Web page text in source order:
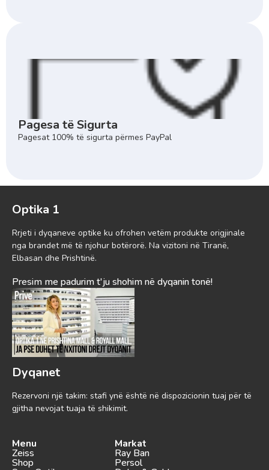
Pagesa të Sigurta
Pagesat 100% të sigurta përmes PayPal
Optika 1
Rrjeti i dyqaneve optike ku ofrohen vetëm produkte origjinale
nga brandet më të njohur botërorë. Na vizitoni në Tiranë,
Elbasan dhe Prishtinë.
Presim me padurim t'ju shohim në dyqanin tonë!
Dyqanet
Rezervoni një takim: stafi ynë është në dispozicionin tuaj për të
gjitha nevojat tuaja të shikimit.
Menu
Zeiss
Shop
Markat
Ray Ban
Persol